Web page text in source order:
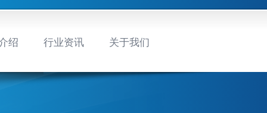
绍 行业资讯 关于我们